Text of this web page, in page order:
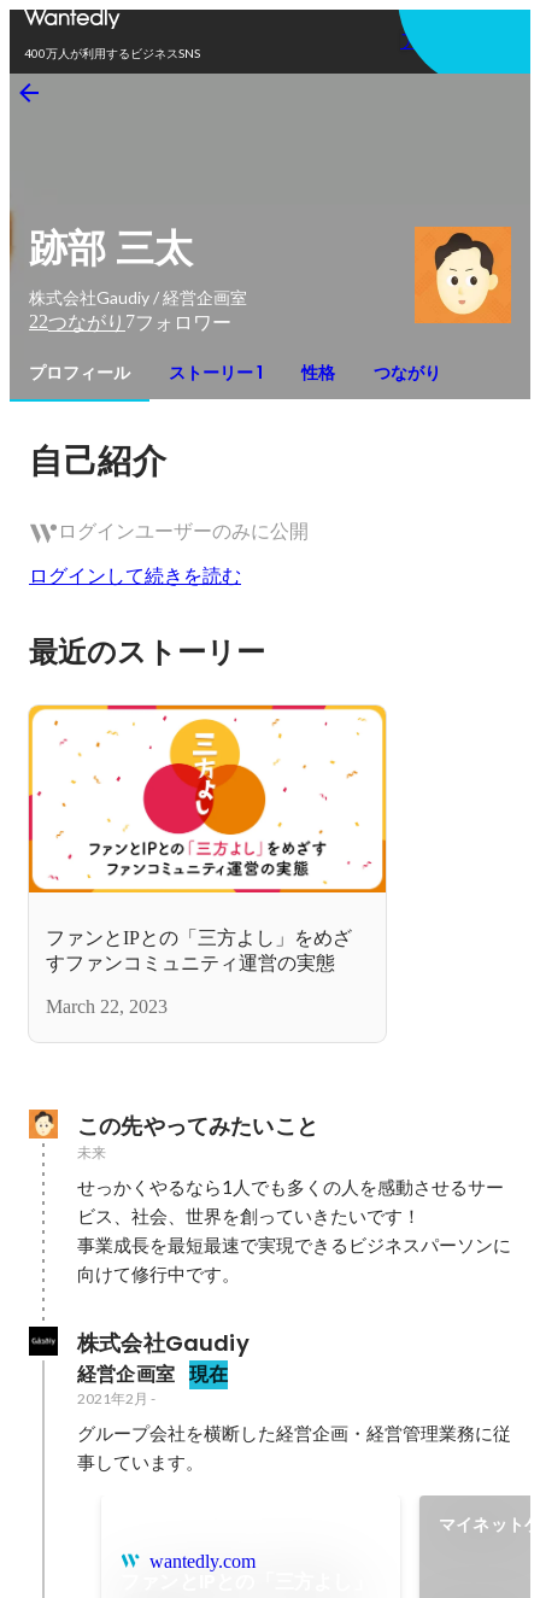
400万人が利用するビジネスSNS
アプリを使う
跡部 三太
株式会社Gaudiy / 経営企画室
22つながり 7フォロワー
プロフィール ストーリー 1 性格 つながり
自己紹介
ログインユーザーのみに公開
ログインして続きを読む
最近のストーリー
ファンとIPとの「三方よし」をめざ
すファンコミュニティ運営の実態
March 22, 2023
この先やってみたいこと
未来
せっかくやるなら1人でも多くの人を感動させるサー
ビス、社会、世界を創っていきたいです！
事業成長を最短最速で実現できるビジネスパーソンに
向けて修行中です。
株式会社Gaudiy
経営企画室 現在
2021年2月 -
グループ会社を横断した経営企画・経営管理業務に従
事しています。
wantedly.com
マイネット